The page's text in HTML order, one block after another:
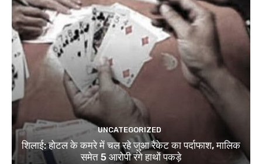
UNCATEGORIZED
शिलाई: होटल के कमरे में चल रहे जुआ रैकेट का पर्दाफाश, मालिक
समेत 5 आरोपी रंगे हाथों पकड़े